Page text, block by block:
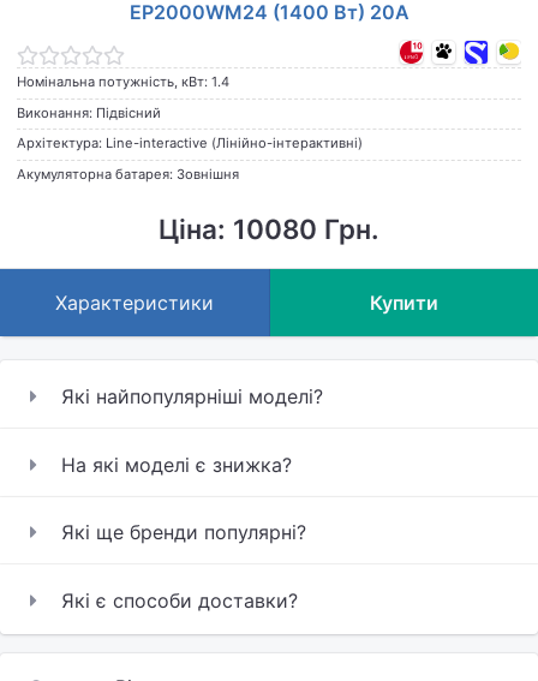
EP2000WM24 (1400 Вт) 20А
Номінальна потужність, кВт: 1.4
Виконання: Підвісний
Архітектура: Line-interactive (Лінійно-інтерактивні)
Акумуляторна батарея: Зовнішня
Ціна: 10080 Грн.
Характеристики Купити
Які найпопулярніші моделі?
На які моделі є знижка?
Які ще бренди популярні?
Які є способи доставки?